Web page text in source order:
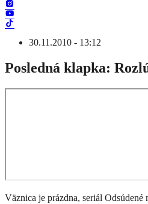
30.11.2010 - 13:12
Posledná klapka:
Väznica je prázdna, seriál Odsúdené